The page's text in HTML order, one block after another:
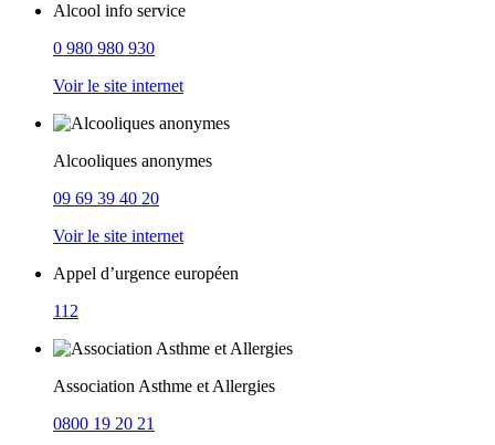
Alcool info service
0 980 980 930
Voir le site internet
Alcooliques anonymes
09 69 39 40 20
Voir le site internet
Appel d’urgence européen
112
Association Asthme et Allergies
0800 19 20 21